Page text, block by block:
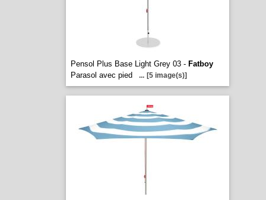
Pensol Plus Base Light Grey 03 - Fatboy
Parasol avec pied
... [5 image(s)]